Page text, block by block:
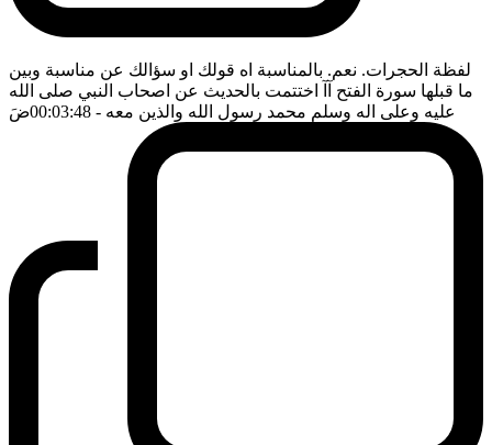
لفظة الحجرات. نعم. بالمناسبة اه قولك او سؤالك عن مناسبة وبين
ما قبلها سورة الفتح آآ اختتمت بالحديث عن اصحاب النبي صلى الله
عليه وعلى اله وسلم محمد رسول الله والذين معه - 00:03:48 ضَ